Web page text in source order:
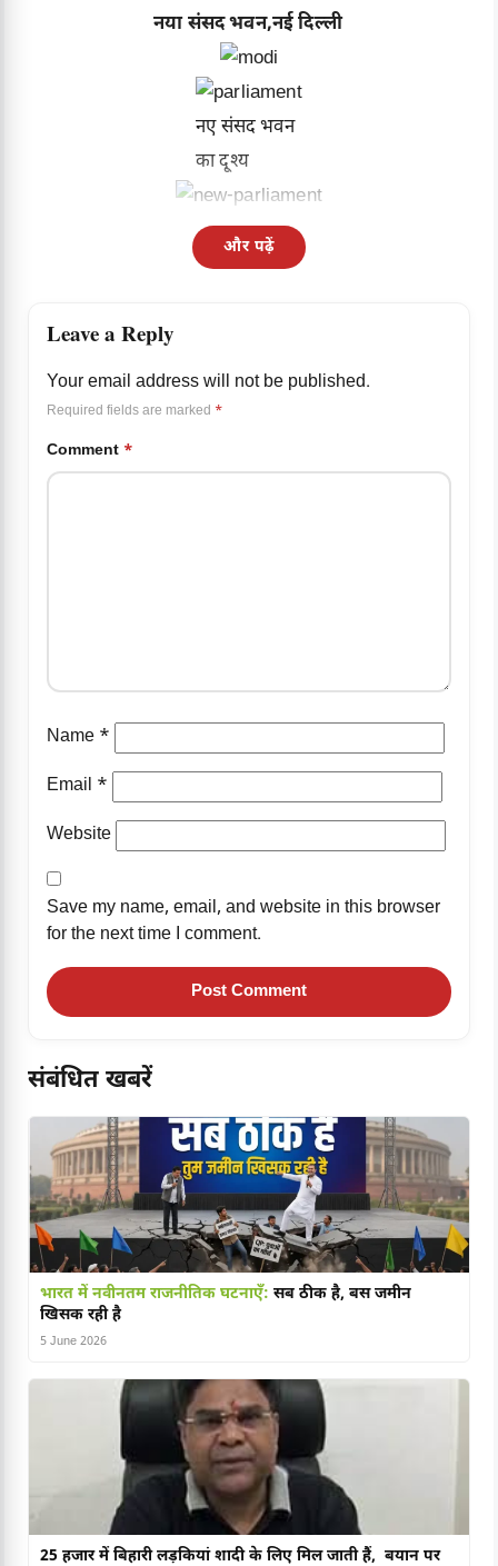
नया संसद भवन,नई दिल्ली
नए संसद भवन
का दृ्श्य
और पढ़ें
Leave a Reply
Your email address will not be published.
Required fields are marked *
Comment *
Name *
Email *
Website
Save my name, email, and website in this browser
for the next time I comment.
संबंधित खबरें
भारत में नवीनतम राजनीतिक घटनाएँ: सब ठीक है, बस जमीन
खिसक रही है
5 June 2026
25 हजार में बिहारी लड़कियां शादी के लिए मिल जाती हैं, बयान पर